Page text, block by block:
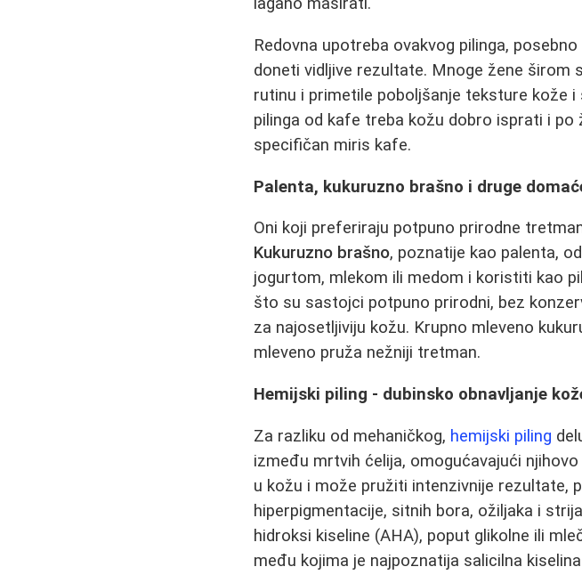
Redovna upotreba ovakvog pilinga,
doneti vidljive rezultate. Mnoge žene širom
rutinu i primetile poboljšanje teksture kože
pilinga od kafe treba kožu dobro isprati i
specifičan miris kafe.
Palenta, kukuruzno brašno i druge
Oni koji preferiraju potpuno prirodne
Kukuruzno brašno, poznatije kao palenta,
jogurtom, mlekom ili medom i koristiti kao
što su sastojci potpuno prirodni, bez
za najosetljiviju kožu. Krupno mleveno
mleveno pruža nežniji tretman.
Hemijski piling - dubinsko obnavljanje
Za razliku od mehaničkog, hemijski piling
između mrtvih ćelija, omogućavajući
u kožu i može pružiti intenzivnije rezultate,
hiperpigmentacije, sitnih bora, ožiljaka i
hidroksi kiseline (AHA), poput glikolne ili
među kojima je najpoznatija salicilna